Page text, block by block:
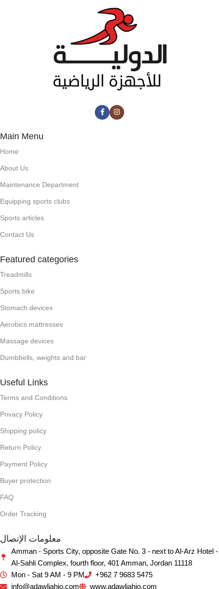
الملاحظات عند اتمام الطلب
بلد المنشأ
Main Menu
Home
About Us
Maintenance Department
Equipping sports clubs
Sports articles
Contact Us
Featured categories
Treadmills
Sports bike
Stomach devices
Aerobics mattresses
Massage devices
Dumbbells, weights and bar
Useful Links
Terms and Conditions
Privacy Policy
Shipping policy
Return Policy
Payment Policy
Buyer protection
FAQ
Order Tracking
معلومات الإتصال
Amman - Sports City, opposite Gate No. 3 - next to Al-Arz Hotel -
Al-Sahli Complex, fourth floor, 401 Amman, Jordan 11118
Mon - Sat 9 AM - 9 PM
+962 7 9683 5475
info@adawliahjo.com
www.adawliahjo.com